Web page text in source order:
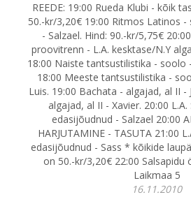
REEDE: 19:00 Rueda Klubi - kõik
50.-kr/3,20€ 19:00 Ritmos Latinos
- Salzael. Hind: 90.-kr/5,75€
proovitrenn - L.A. kesktase/N.Y
18:00 Naiste tantsustilistika - soolo
18:00 Meeste tantsustilistika -
Luis. 19:00 Bachata - algajad, al II -
algajad, al II - Xavier. 20:00
edasijõudnud - Salzael 20:00
HARJUTAMINE - TASUTA 21:00
edasijõudnud - Sass * kõikide
on 50.-kr/3,20€ 22:00 Salsapidu
Laikmaa 5
16.11.2010